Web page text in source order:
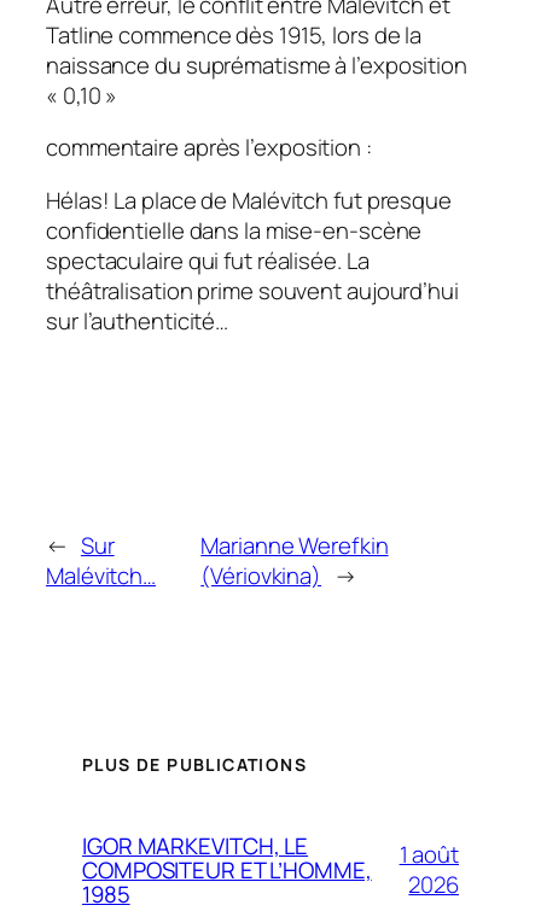
Tatline commence dès 1915, lors de la
naissance du suprématisme à l’exposition
« 0,10 »
commentaire après l’exposition :
Hélas! La place de Malévitch fut presque
confidentielle dans la mise-en-scène
spectaculaire qui fut réalisée. La
théâtralisation prime souvent aujourd’hui
sur l’authenticité…
← Sur
Malévitch…
Marianne Werefkin
(Vériovkina) →
PLUS DE PUBLICATIONS
IGOR MARKEVITCH, LE
COMPOSITEUR ET L’HOMME,
1985
1 août
2026